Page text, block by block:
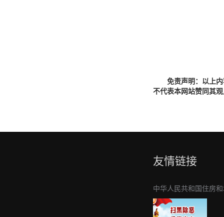
免责声明：以上
不代表本网站赞同其
友情链接
中华人民共和国住房